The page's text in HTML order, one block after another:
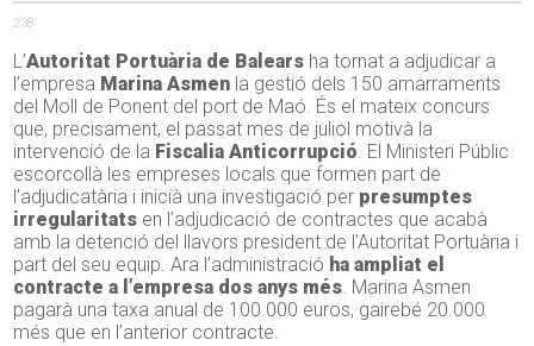
238
L’Autoritat Portuària de Balears ha tornat a adjudicar a
l’empresa Marina Asmen la gestió dels 150 amarraments
del Moll de Ponent del port de Maó. És el mateix concurs
que, precisament, el passat mes de juliol motivà la
intervenció de la Fiscalia Anticorrupció. El Ministeri Públic
escorcollà les empreses locals que formen part de
l’adjudicatària i inicià una investigació per presumptes
irregularitats en l’adjudicació de contractes que acabà
amb la detenció del llavors president de l’Autoritat Portuària i
part del seu equip. Ara l’administració ha ampliat el
contracte a l’empresa dos anys més. Marina Asmen
pagarà una taxa anual de 100.000 euros, gairebé 20.000
més que en l’anterior contracte.